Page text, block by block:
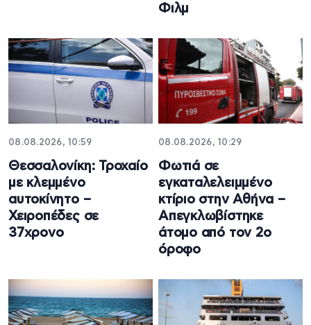
Φιλμ
08.08.2026, 10:59
Θεσσαλονίκη: Τροχαίο
με κλεμμένο
αυτοκίνητο –
Χειροπέδες σε
37χρονο
08.08.2026, 10:29
Φωτιά σε
εγκαταλελειμμένο
κτίριο στην Αθήνα –
Απεγκλωβίστηκε
άτομο από τον 2ο
όροφο